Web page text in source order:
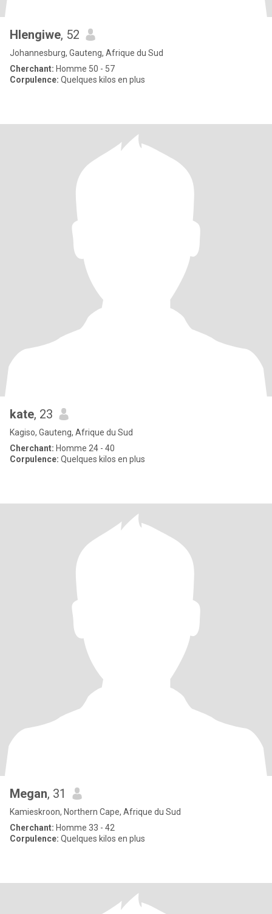
Hlengiwe, 52
Johannesburg, Gauteng, Afrique du Sud
Cherchant: Homme 50 - 57
Corpulence: Quelques kilos en plus
kate, 23
Kagiso, Gauteng, Afrique du Sud
Cherchant: Homme 24 - 40
Corpulence: Quelques kilos en plus
Megan, 31
Kamieskroon, Northern Cape, Afrique du Sud
Cherchant: Homme 33 - 42
Corpulence: Quelques kilos en plus